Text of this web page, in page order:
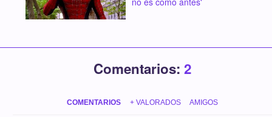
Comentarios: 2
COMENTARIOS + VALORADOS AMIGOS